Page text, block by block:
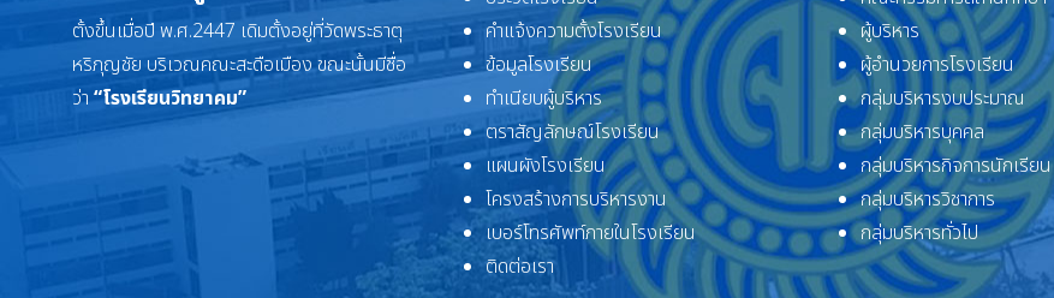
ตั้งขึ้นเมื่อปี พ.ศ.2447 เดิมตั้งอยู่ที่วัดพระธาตุ
หริภุญชัย บริเวณคณะสะดือเมือง ขณะนั้นมีชื่อ
ว่า“โรงเรียนวิทยาคม”
คำแจ้งความตั้งโรงเรียน
ข้อมูลโรงเรียน
ทำเนียบผู้บริหาร
ตราสัญลักษณ์โรงเรียน
แผนผังโรงเรียน
โครงสร้างการบริหารงาน
เบอร์โทรศัพท์ภายในโรงเรียน
ติดต่อเรา
ผู้บริหาร
ผู้อำนวยการโรงเรียน
กลุ่มบริหารงบประมาณ
กลุ่มบริหารบุคคล
กลุ่มบริหารกิจการนักเรียน
กลุ่มบริหารวิชาการ
กลุ่มบริหารทั่วไป